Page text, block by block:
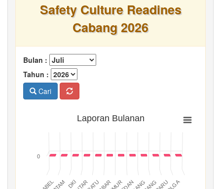
Safety Culture Readines
Cabang 2026
Bulan :
Tahun :
Cari
Laporan Bulanan
DKI
0